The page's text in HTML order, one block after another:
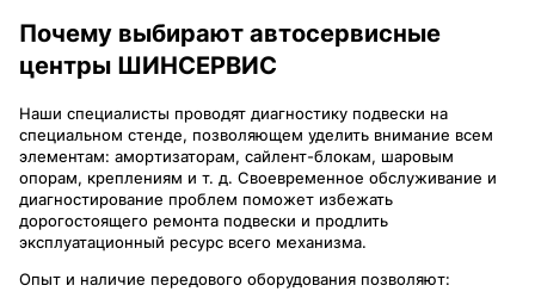
Почему выбирают автосервисные
центры ШИНСЕРВИС
Наши специалисты проводят диагностику подвески на
специальном стенде, позволяющем уделить внимание всем
элементам: амортизаторам, сайлент-блокам, шаровым
опорам, креплениям и т. д. Своевременное обслуживание и
диагностирование проблем поможет избежать
дорогостоящего ремонта подвески и продлить
эксплуатационный ресурс всего механизма.
Опыт и наличие передового оборудования позволяют: